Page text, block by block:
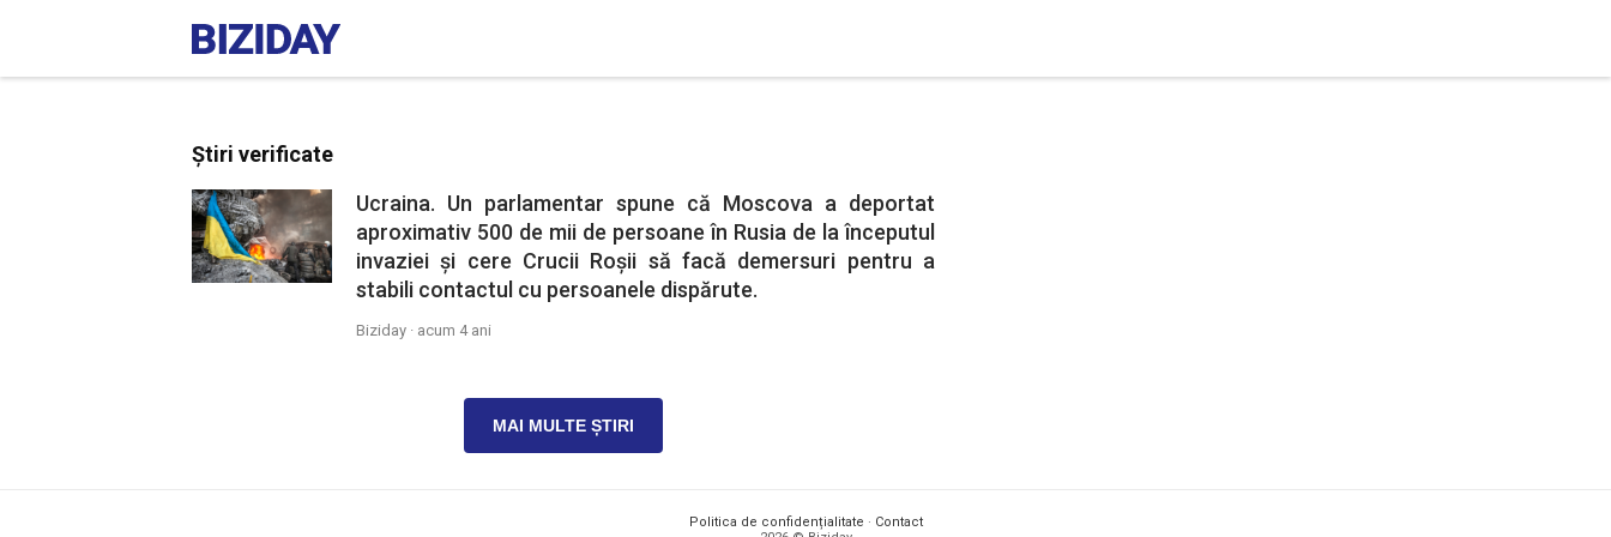
Știri verificate
Ucraina. Un parlamentar spune că Moscova a deportat
aproximativ 500 de mii de persoane în Rusia de la începutul
invaziei și cere Crucii Roșii să facă demersuri pentru a
stabili contactul cu persoanele dispărute.
Biziday · acum 4 ani
MAI MULTE ȘTIRI
Politica de confidențialitate · Contact